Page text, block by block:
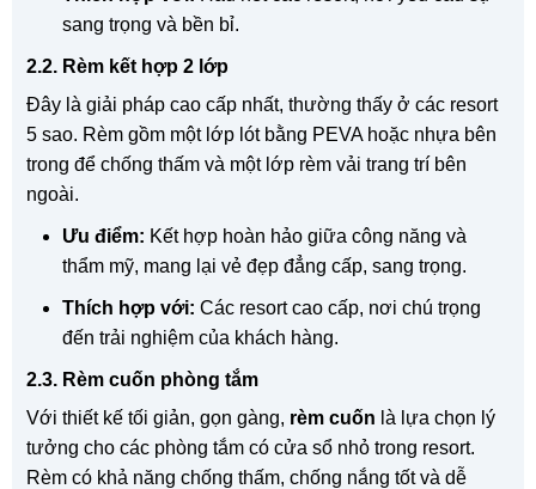
sang trọng và bền bỉ.
2.2. Rèm kết hợp 2 lớp
Đây là giải pháp cao cấp nhất, thường thấy ở các resort
5 sao. Rèm gồm một lớp lót bằng PEVA hoặc nhựa bên
trong để chống thấm và một lớp rèm vải trang trí bên
ngoài.
Ưu điểm: Kết hợp hoàn hảo giữa công năng và
thẩm mỹ, mang lại vẻ đẹp đẳng cấp, sang trọng.
Thích hợp với: Các resort cao cấp, nơi chú trọng
đến trải nghiệm của khách hàng.
2.3. Rèm cuốn phòng tắm
Với thiết kế tối giản, gọn gàng, rèm cuốn là lựa chọn lý
tưởng cho các phòng tắm có cửa sổ nhỏ trong resort.
Rèm có khả năng chống thấm, chống nắng tốt và dễ